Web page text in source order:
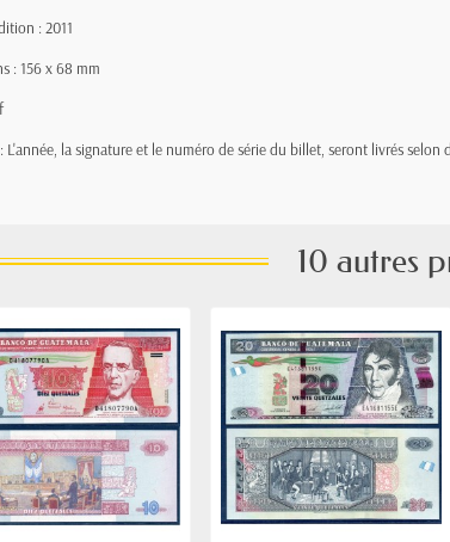
: 2011
: 156 x 68 mm
la signature et le numéro de série du billet, seront livrés
10 autres